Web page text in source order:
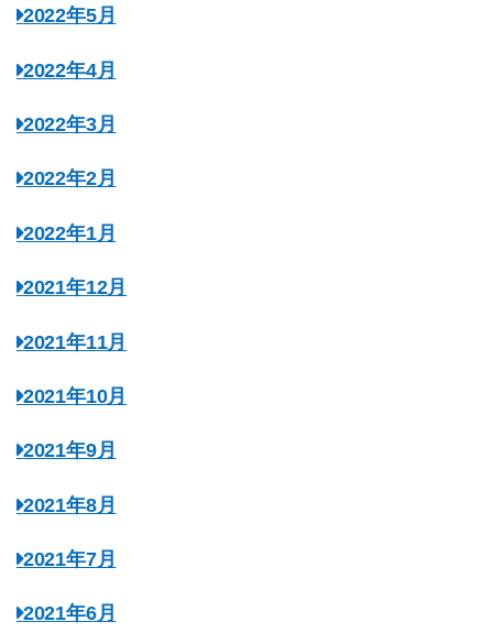
2022年5月
2022年4月
2022年3月
2022年2月
2022年1月
2021年12月
2021年11月
2021年10月
2021年9月
2021年8月
2021年7月
2021年6月